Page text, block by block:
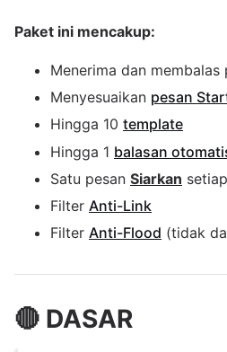
Paket ini mencakup:
Menerima dan membalas
Menyesuaikan pesan
Hingga 10 template
Hingga 1 balasan
Satu pesan Siarkan
Filter Anti-Link
Filter Anti-Flood (tidak
🔴 DASAR